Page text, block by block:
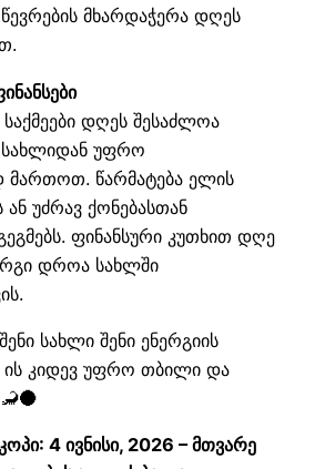
მხარდაჭერა დღეს
საქმეები დღეს შესაძლოა
უფრო
წარმატება ელის
ან უძრავ ქონებასთან
ფინანსური კუთხით დღე
დროა სახლში
სახლი შენი ენერგიის
ის კიდევ უფრო თბილი და
4 ივნისი, 2026 – მთვარე